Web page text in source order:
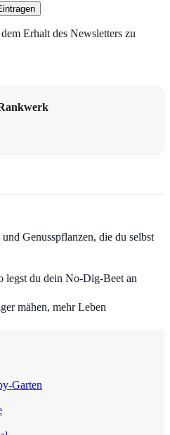
Erhalt des Newsletters zu
Genusspflanzen, die du selbst
legst du dein No-Dig-Beet an
mähen, mehr Leben
Garten